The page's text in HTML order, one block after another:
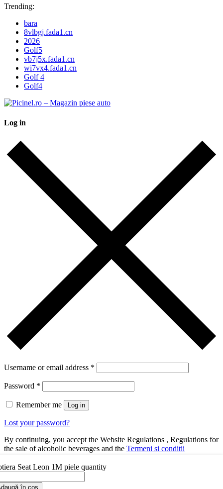
Seat Leon 1M piele quantity
în coș
Trending:
bara
8vlbgj.fada1.cn
2026
Golf5
vb7j5x.fada1.cn
wi7vx4.fada1.cn
Golf 4
Golf4
Log in
Username or email address *
Password *
Remember me Log in
Lost your password?
By continuing, you accept the Website Regulations , Regulations for
the sale of alcoholic beverages and the Termeni si conditii
You dont have an account yet?Register Now